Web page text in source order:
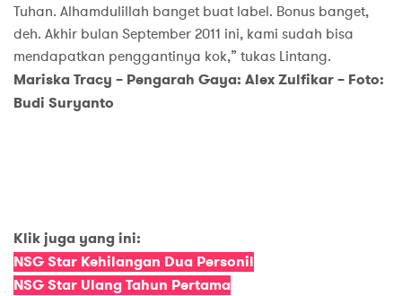
Tuhan. Alhamdulillah banget buat label. Bonus banget,
deh. Akhir bulan September 2011 ini, kami sudah bisa
mendapatkan penggantinya kok,” tukas Lintang.
Mariska Tracy – Pengarah Gaya: Alex Zulfikar – Foto:
Budi Suryanto
Klik juga yang ini:
NSG Star Kehilangan Dua Personil
NSG Star Ulang Tahun Pertama